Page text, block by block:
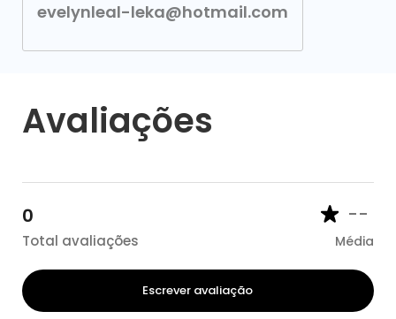
evelynleal-leka@hotmail.com
Avaliações
0
Total avaliações
--
Média
Escrever avaliação